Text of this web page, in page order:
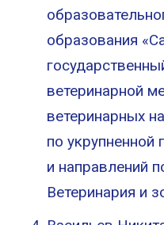
образования
ветеринарной
ветеринарных
по укрупненной
и направлений
Ветеринария и